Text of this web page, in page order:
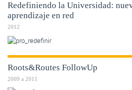
Redefiniendo la Universidad:
aprendizaje en red
2012
Roots&Routes FollowUp
2009 a 2011